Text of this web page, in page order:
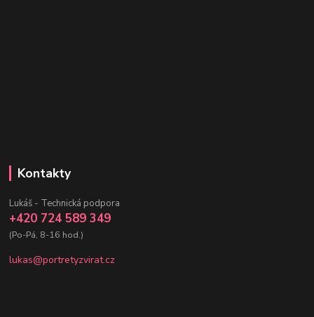
Kontakty
Lukáš - Technická podpora
+420 724 589 349
(Po-Pá, 8-16 hod.)
lukas@portretyzvirat.cz